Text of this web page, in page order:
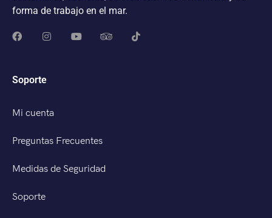
forma de trabajo en el mar.
Soporte
Mi cuenta
Preguntas Frecuentes
Medidas de Seguridad
Soporte